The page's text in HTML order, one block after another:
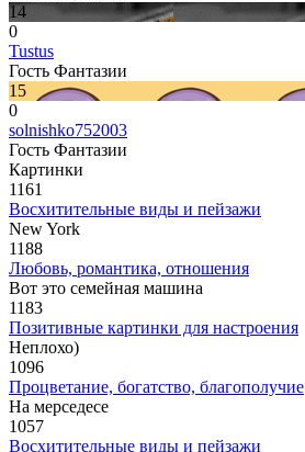
14
0
Tustus
Гость Фантазии
15
0
solnishko752003
Гость Фантазии
Картинки
1161
Восхитительные виды и пейзажи
New York
1188
Любовь, романтика, отношения
Вот это семейная машина
1183
Позитивные картинки для настроения
Неплохо)
1096
Процветание, богатство, благополучие
На мерседесе
1057
Восхитительные виды и пейзажи